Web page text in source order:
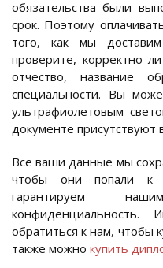
обязательства были
срок. Поэтому
того, как мы
проверите, корректно
отчество, название
специальности. Вы
ультрафиолетовым
документе
Все ваши данные мы
чтобы они попали к
гарантируем
обратиться к нам, чтобы
также можно купить